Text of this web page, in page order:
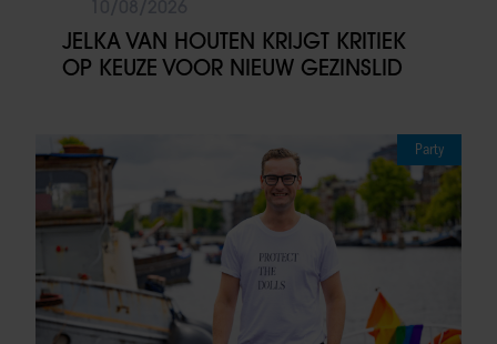
JELKA VAN HOUTEN KRIJGT KRITIEK
OP KEUZE VOOR NIEUW GEZINSLID
Party